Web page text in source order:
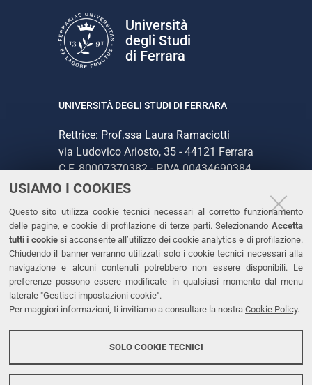
USIAMO I COOKIES
Questo sito utilizza cookie tecnici necessari al corretto funzionamento
delle pagine, e cookie di profilazione di terze parti. Selezionando Accetta
tutti i cookiesi acconsente all’utilizzo dei cookie analytics e di profilazione.
Chiudendo il banner verranno utilizzati solo i cookie tecnici necessari alla
navigazione e alcuni contenuti potrebbero non essere disponibili. Le
preferenze possono essere modificate in qualsiasi momento dal menu
laterale "Gestisci impostazioni cookie".
Per maggiori informazioni, ti invitiamo a consultare la nostra Cookie Policy.
SOLO COOKIE TECNICI
Università
degli Studi
di Ferrara
UNIVERSITÀ DEGLI STUDI DI FERRARA
Rettrice: Prof.ssa Laura Ramaciotti
via Ludovico Ariosto, 35 - 44121 Ferrara
C.F. 80007370382 - P.IVA 00434690384
CONTATTI
Tel. +39 0532 293111
Fax. +39 0532 293031
PEC
LINKS
Accessibilità
Protezione dati personali